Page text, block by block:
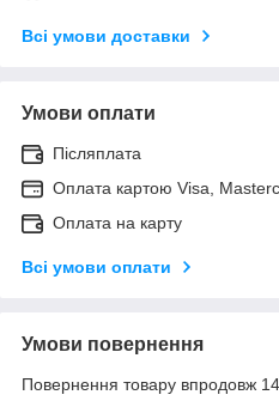
Всі умови доставки
Умови оплати
Післяплата
Оплата картою Visa,
Оплата на карту
Всі умови оплати
Умови повернення
Повернення товару впродовж